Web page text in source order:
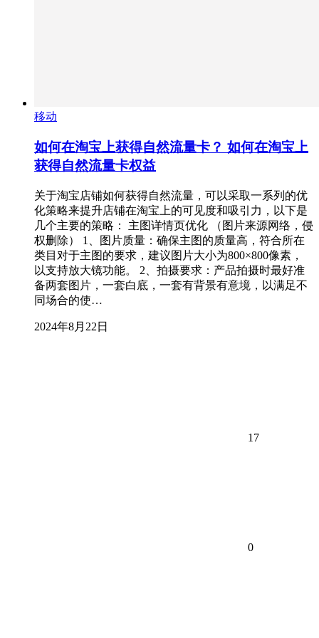
移动
如何在淘宝上获得自然流量卡？ 如何在淘宝上
获得自然流量卡权益
关于淘宝店铺如何获得自然流量，可以采取一系列的优
化策略来提升店铺在淘宝上的可见度和吸引力，以下是
几个主要的策略： 主图详情页优化 （图片来源网络，侵
权删除） 1、图片质量：确保主图的质量高，符合所在
类目对于主图的要求，建议图片大小为800×800像素，
以支持放大镜功能。 2、拍摄要求：产品拍摄时最好准
备两套图片，一套白底，一套有背景有意境，以满足不
同场合的使…
2024年8月22日
17
0